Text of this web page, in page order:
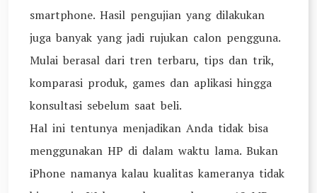
smartphone. Hasil pengujian yang dilakukan
juga banyak yang jadi rujukan calon pengguna.
Mulai berasal dari tren terbaru, tips dan trik,
komparasi produk, games dan aplikasi hingga
konsultasi sebelum saat beli.
Hal ini tentunya menjadikan Anda tidak bisa
menggunakan HP di dalam waktu lama. Bukan
iPhone namanya kalau kualitas kameranya tidak